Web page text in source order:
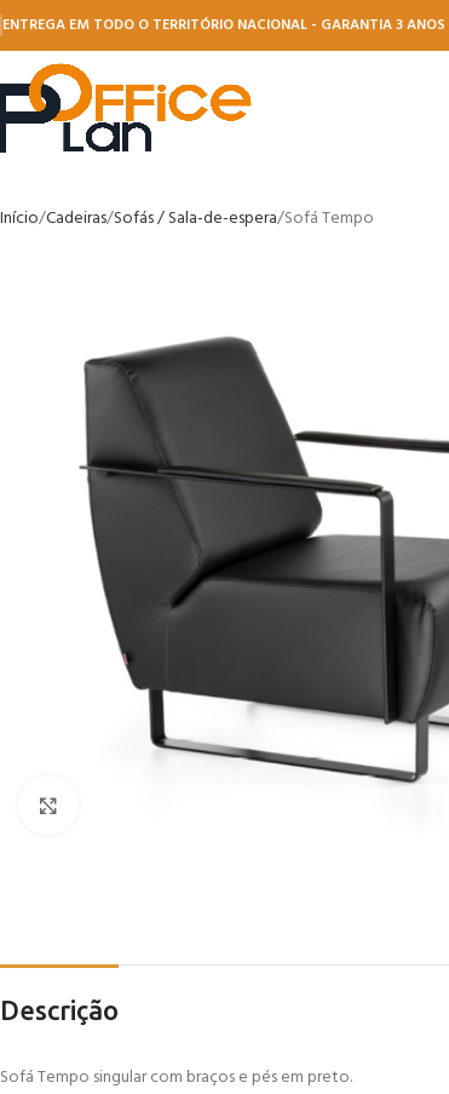
ENTREGA EM TODO O TERRITÓRIO NACIONAL - GARANTIA 3 ANOS
Início Cadeiras Sofás / Sala-de-espera Sofá Tempo
Descrição
Sofá Tempo singular com braços e pés em preto.